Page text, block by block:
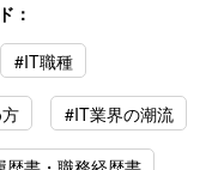
：
#IT職種
#IT業界の潮流